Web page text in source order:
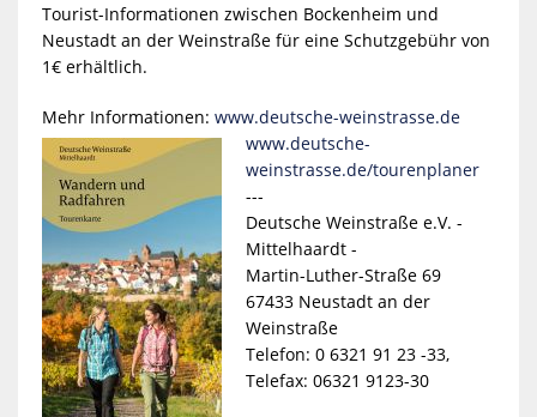
Tourist-Informationen zwischen Bockenheim und
Neustadt an der Weinstraße für eine Schutzgebühr von
1€ erhältlich.
Mehr Informationen: www.deutsche-weinstrasse.de
www.deutsche-
weinstrasse.de/tourenplaner
---
Deutsche Weinstraße e.V. -
Mittelhaardt -
Martin-Luther-Straße 69
67433 Neustadt an der
Weinstraße
Telefon: 0 6321 91 23 -33,
Telefax: 06321 9123-30